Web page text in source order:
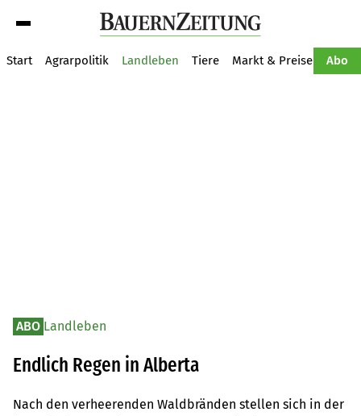
Start Agrarpolitik Landleben Tiere Markt & Preise Abo
ABO Landleben
Endlich Regen in Alberta
Nach den verheerenden Waldbränden stellen sich in der